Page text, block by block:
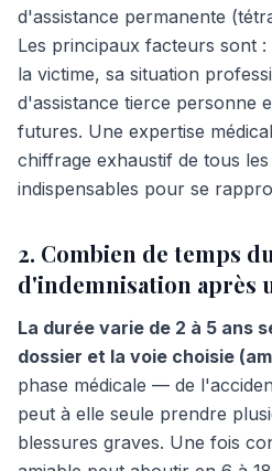
d'assistance permanente
Les principaux facteurs sont
la victime, sa situation
d'assistance tierce personne
futures. Une expertise
chiffrage exhaustif de tous
indispensables pour se
2. Combien de temps
d'indemnisation après
La durée varie de 2 à 5 ans
dossier et la voie choisie
phase médicale — de
peut à elle seule prendre
blessures graves. Une fois